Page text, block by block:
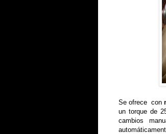
Se ofrece con
un torque de
cambios